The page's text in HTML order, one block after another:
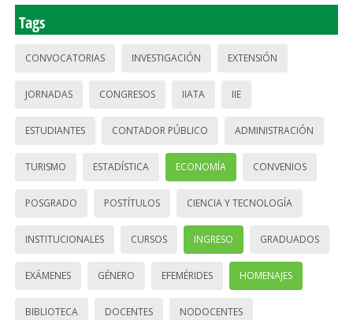
Tags
CONVOCATORIAS INVESTIGACIÓN EXTENSIÓN
JORNADAS CONGRESOS IIATA IIE
ESTUDIANTES CONTADOR PÚBLICO ADMINISTRACIÓN
TURISMO ESTADÍSTICA ECONOMÍA CONVENIOS
POSGRADO POSTÍTULOS CIENCIA Y TECNOLOGÍA
INSTITUCIONALES CURSOS INGRESO GRADUADOS
EXÁMENES GÉNERO EFEMÉRIDES HOMENAJES
BIBLIOTECA DOCENTES NODOCENTES